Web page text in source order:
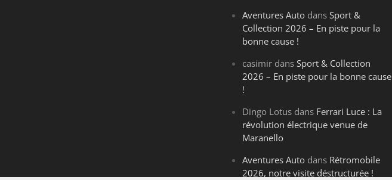
Aventures Auto dansSport &
Collection 2026 – En piste pour la
bonne cause !
casimir dansSport & Collection
2026 – En piste pour la bonne cause
!
Dingo Lotus dans Ferrari Luce : La
révolution électrique venue de
Maranello
Aventures Auto dans Rétromobile
2026, notre visite déstructurée !